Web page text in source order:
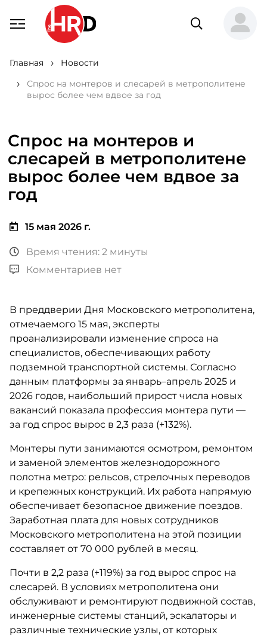
Главная
Новости
Спрос на монтеров и слесарей в метрополитене
вырос более чем вдвое за год
Спрос на монтеров и
слесарей в метрополитене
вырос более чем вдвое за
год
15 мая 2026 г.
Время чтения: 2 минуты
Комментариев нет
В преддверии Дня Московского метрополитена,
отмечаемого 15 мая, эксперты
проанализировали изменение спроса на
специалистов, обеспечивающих работу
подземной транспортной системы. Согласно
данным платформы за январь–апрель 2025 и
2026 годов, наибольший прирост числа новых
вакансий показала профессия монтера пути —
за год спрос вырос в 2,3 раза (+132%).
Монтеры пути занимаются осмотром, ремонтом
и заменой элементов железнодорожного
полотна метро: рельсов, стрелочных переводов
и крепежных конструкций. Их работа напрямую
обеспечивает безопасное движение поездов.
Заработная плата для новых сотрудников
Московского метрополитена на этой позиции
составляет от 70 000 рублей в месяц.
Почти в 2,2 раза (+119%) за год вырос спрос на
слесарей. В условиях метрополитена они
обслуживают и ремонтируют подвижной состав,
инженерные системы станций, эскалаторы и
различные технические узлы, от которых